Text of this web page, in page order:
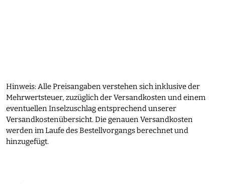
Hinweis: Alle Preisangaben verstehen sich inklusive der
Mehrwertsteuer, zuzüglich der Versandkosten und einem
eventuellen Inselzuschlag entsprechend unserer
Versandkostenübersicht. Die genauen Versandkosten
werden im Laufe des Bestellvorgangs berechnet und
hinzugefügt.